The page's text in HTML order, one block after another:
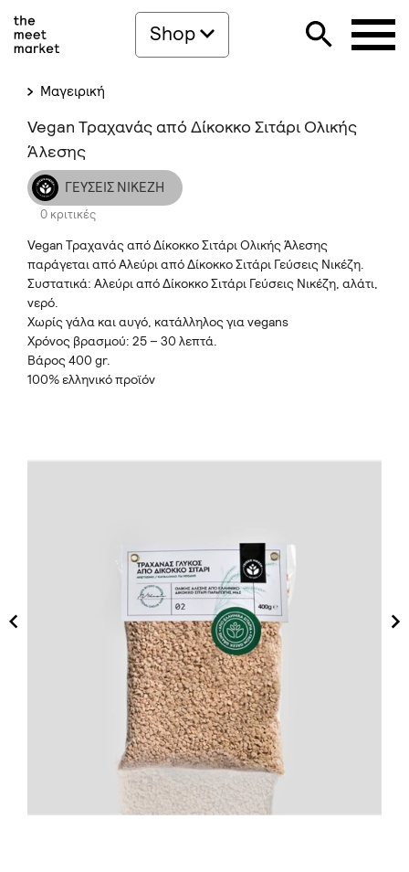
Shop
Μαγειρική
Vegan Τραχανάς από Δίκοκκο Σιτάρι Ολικής
Άλεσης
ΓΕΥΣΕΙΣ ΝΙΚΕΖΗ
0 κριτικές
Vegan Τραχανάς από Δίκοκκο Σιτάρι Ολικής Άλεσης
παράγεται από Αλεύρι από Δίκοκκο Σιτάρι Γεύσεις Νικέζη.
Συστατικά: Αλεύρι από Δίκοκκο Σιτάρι Γεύσεις Νικέζη, αλάτι,
νερό.
Χωρίς γάλα και αυγό, κατάλληλος για vegans
Χρόνος βρασμού: 25 – 30 λεπτά.
Βάρος 400 gr.
100% ελληνικό προϊόν